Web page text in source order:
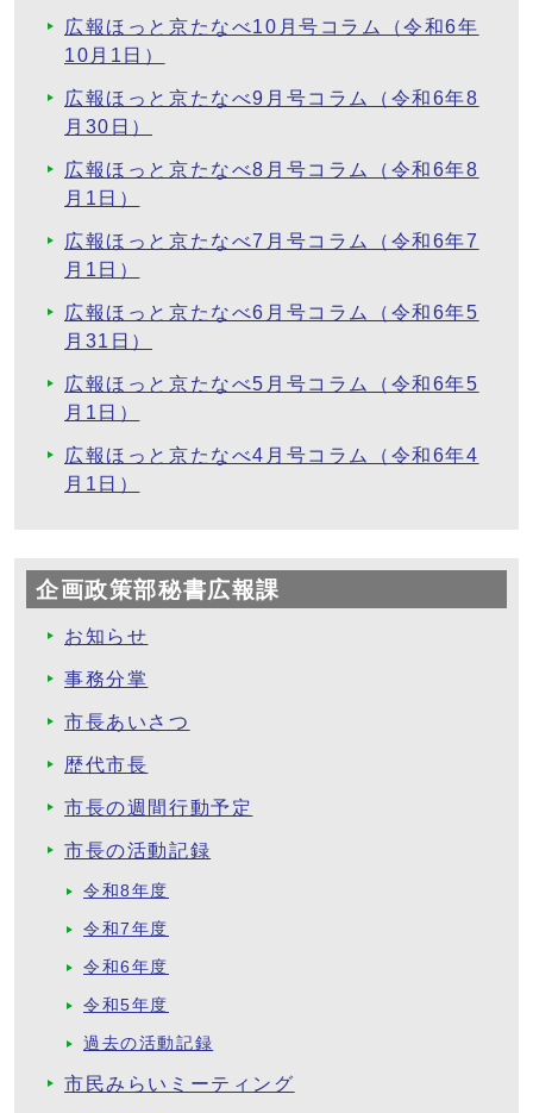
広報ほっと京たなべ10月号コラム（令和6年
10月1日）
広報ほっと京たなべ9月号コラム（令和6年8
月30日）
広報ほっと京たなべ8月号コラム（令和6年8
月1日）
広報ほっと京たなべ7月号コラム（令和6年7
月1日）
広報ほっと京たなべ6月号コラム（令和6年5
月31日）
広報ほっと京たなべ5月号コラム（令和6年5
月1日）
広報ほっと京たなべ4月号コラム（令和6年4
月1日）
企画政策部秘書広報課
お知らせ
事務分掌
市長あいさつ
歴代市長
市長の週間行動予定
市長の活動記録
令和8年度
令和7年度
令和6年度
令和5年度
過去の活動記録
市民みらいミーティング